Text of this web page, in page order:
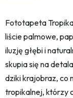
Fototapeta
liście palmowe,
iluzję głębi i
skupia się na
dziki krajobraz, co
tropikalnej, którzy